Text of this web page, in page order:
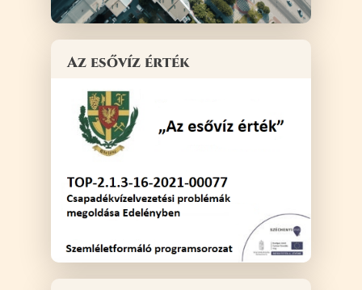
Az esővíz érték